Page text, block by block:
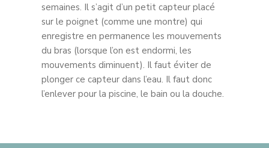
semaines. Il s’agit d’un petit capteur placé
sur le poignet (comme une montre) qui
enregistre en permanence les mouvements
du bras (lorsque l’on est endormi, les
mouvements diminuent). Il faut éviter de
plonger ce capteur dans l’eau. Il faut donc
l’enlever pour la piscine, le bain ou la douche.